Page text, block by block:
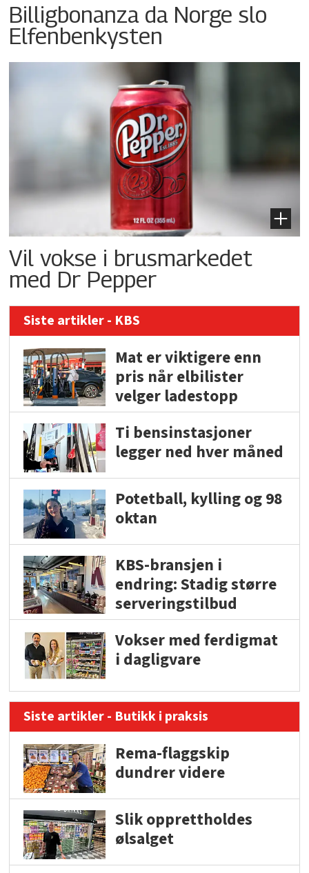
Billigbonanza da Norge slo
Elfenbenkysten
Vil vokse i brusmarkedet
med Dr Pepper
Siste artikler - KBS
Mat er viktigere enn
pris når elbilister
velger ladestopp
Ti bensinstasjoner
legger ned hver måned
Potetball, kylling og 98
oktan
KBS-bransjen i
endring: Stadig større
serveringstilbud
Vokser med ferdigmat
i dagligvare
Siste artikler - Butikk i praksis
Rema-flaggskip
dundrer videre
Slik opprettholdes
ølsalget